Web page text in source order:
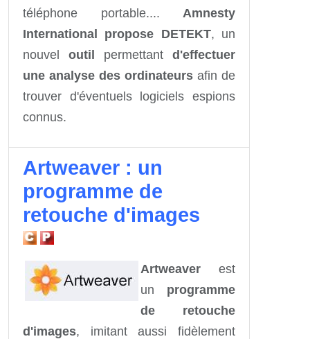
téléphone portable.... Amnesty
International propose DETEKT, un
nouvel outil permettant d'effectuer
une analyse des ordinateurs afin de
trouver d'éventuels logiciels espions
connus.
Artweaver : un
programme de
retouche d'images
Artweaver est
un programme
de retouche
d'images, imitant aussi fidèlement